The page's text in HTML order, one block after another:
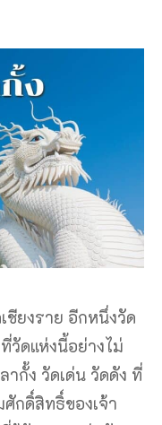
ชียงราย อีกหนึ่งวัด
วัดแห่งนี้อย่างไม่
กั้ง วัดเด่น วัดดัง ที่
กดิ์สิทธิ์ของเจ้า